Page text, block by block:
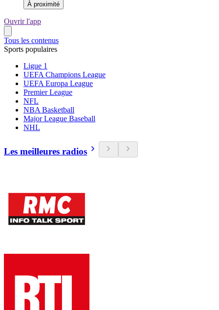
À proximité
Ouvrir l'app
Tous les contenus
Sports populaires
Ligue 1
UEFA Champions League
UEFA Europa League
Premier League
NFL
NBA Basketball
Major League Baseball
NHL
Les meilleures radios